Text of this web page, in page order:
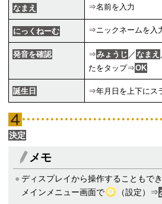
なまえ ⇒名前を入力
にっくねーむ ⇒ニックネームを入
発音を確認 ⇒みょうじ ／ なまえ
たをタップ⇒OK
誕生日 ⇒年月日を上下にス
決定
メモ
ディスプレイから操作することもでき
メインメニュー画面で
（設定）⇒